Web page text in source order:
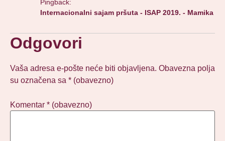
Pingback:
Internacionalni sajam pršuta - ISAP 2019. - Mamika
Odgovori
Vaša adresa e-pošte neće biti objavljena. Obavezna polja
su označena sa * (obavezno)
Komentar * (obavezno)